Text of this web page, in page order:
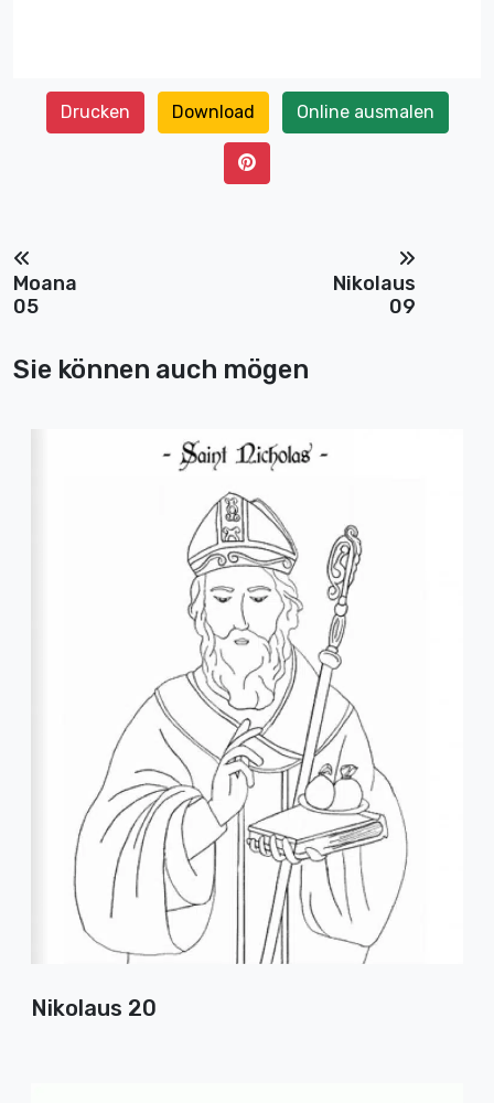
Drucken Download Online ausmalen
Moana
05
Nikolaus
09
Sie können auch mögen
Nikolaus 20